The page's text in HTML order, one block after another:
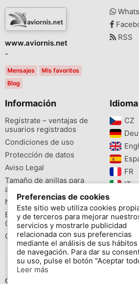
www.aviornis.net
-
Mensajes
Mis favoritos
Blog
RSS
Información
Regístrate – ventajas de
usuarios registrados
Condiciones de uso
Protección de datos
Aviso Legal
Tamaño de anillas para
aves
Newsletter
Buscador de especies
Cites
Colores de las anillas
Idioma
CZ‎
FR‎
IT‎
PL‎
PT‎
Preferencias de cookies
Este sitio web utiliza cookies
y de terceros para mejorar
servicios y mostrarle publicidad
relacionada con sus preferencias
mediante el análisis de sus hábitos
de navegación. Para dar su
su uso, pulse el botón "Aceptar
Leer más
Contáctenos